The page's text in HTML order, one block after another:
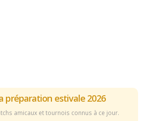
préparation estivale 2026
amicaux et tournois connus à ce jour.